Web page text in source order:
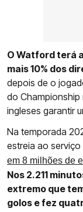
O Watford terá
mais 10% dos
depois de o
do
ingleses garantir
Na temporada
estreia ao
em 8 milhões de
Nos 2.211
extremo que
golos e fez